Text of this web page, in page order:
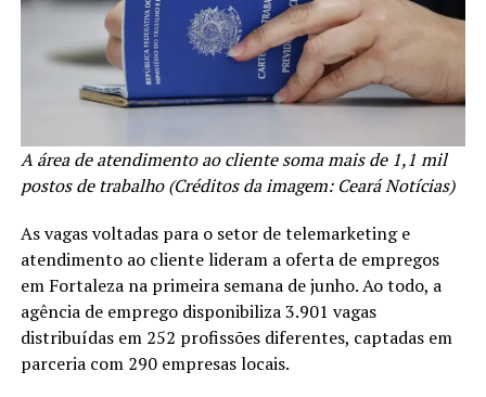
A área de atendimento ao cliente soma mais de 1,1 mil
postos de trabalho (Créditos da imagem: Ceará Notícias)
As vagas voltadas para o setor de telemarketing e
atendimento ao cliente lideram a oferta de empregos
em Fortaleza na primeira semana de junho. Ao todo, a
agência de emprego disponibiliza 3.901 vagas
distribuídas em 252 profissões diferentes, captadas em
parceria com 290 empresas locais.